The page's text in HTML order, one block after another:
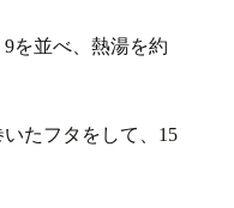
9を並べ、熱湯を約
たフタをして、 15